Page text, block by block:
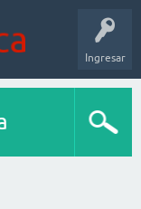
Ingresar